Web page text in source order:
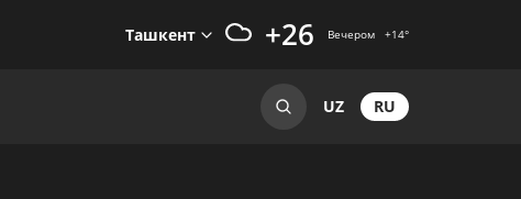
Ташкент +26 Вечером +14°
UZ RU